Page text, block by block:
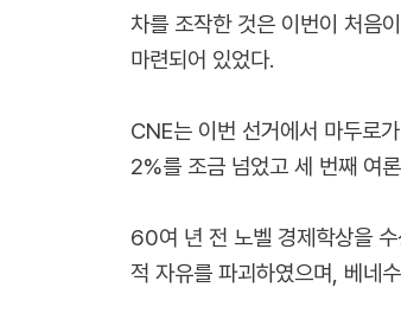
차를 조작한 것은 이번이 처음
마련되어 있었다.
CNE는 이번 선거에서 마두로
2%를 조금 넘었고 세 번째 여
60여 년 전 노벨 경제학상을
적 자유를 파괴하였으며, 베네